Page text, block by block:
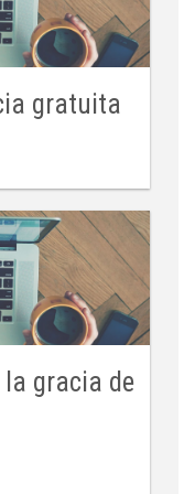
gratuita
la gracia de